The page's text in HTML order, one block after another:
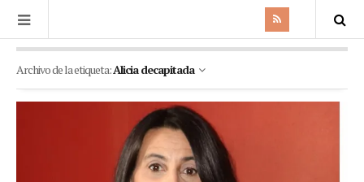
Archivo de la etiqueta:Alicia decapitada